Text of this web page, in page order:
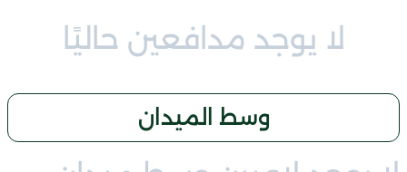
لا يوجد مدافعين حاليًا
وسط الميدان